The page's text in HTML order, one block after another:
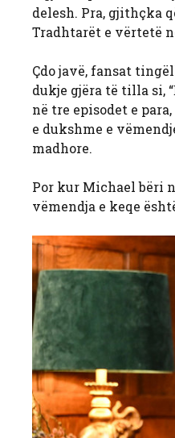
delesh. Pra, gjithçka
Tradhtarët e vërtetë
Çdo javë, fansat
dukje gjëra të tilla si,
në tre episodet e
e dukshme e
madhore.
Por kur Michael bëri
vëmendja e keqe